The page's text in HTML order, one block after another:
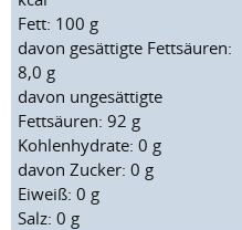
Fett: 100 g
davon gesättigte Fettsäuren:
8,0 g
davon ungesättigte
Fettsäuren: 92 g
Kohlenhydrate: 0 g
davon Zucker: 0 g
Eiweiß: 0 g
Salz: 0 g